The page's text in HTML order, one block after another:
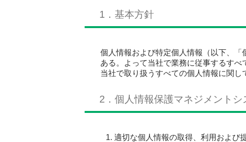
1．基本方針
個人情報および特定個人情報（以下、「
ある。
よって当社で業務に従事するすべ
当社で取り 扱うすべての個人情報に関し
2．個人情報保護マネジメントシ
適切な個人情報の取得、利用および